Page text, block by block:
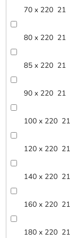
70 x 220 21
80 x 220 21
85 x 220 21
90 x 220 21
100 x 220 21
120 x 220 21
140 x 220 21
160 x 220 21
180 x 220 21